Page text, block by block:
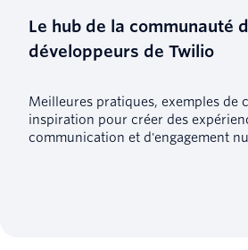
Le hub de la communauté
développeurs de Twilio
Meilleures pratiques, exemples de
inspiration pour créer des
communication et d'engagement